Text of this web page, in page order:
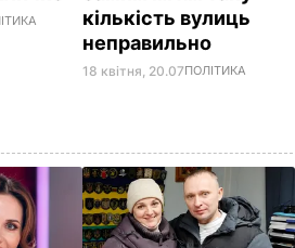
кількість вулиць
неправильно
18 квітня, 20.07ПОЛІТИКА